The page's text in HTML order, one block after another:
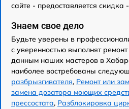
сайте - предоставляется скидка
Знаем свое дело
Будьте уверены в
с уверенностью выполнят
данным наших мастеров в
наиболее востребованы
разбрызгивателя, Ремонт или
замена дозатора моющих
прессостата, Разблокировка